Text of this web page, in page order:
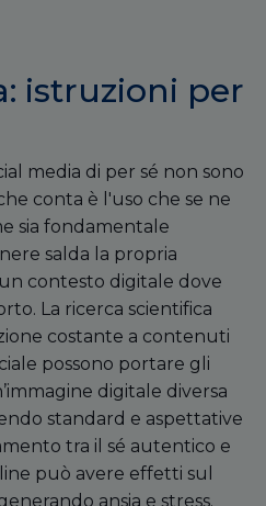
istruzioni per
media di per sé non sono
conta è l'uso che se ne
sia fondamentale
salda la propria
contesto digitale dove
La ricerca scientifica
costante a contenuti
possono portare gli
digitale diversa
standard e aspettative
tra il sé autentico e
può avere effetti sul
ansia e stress.